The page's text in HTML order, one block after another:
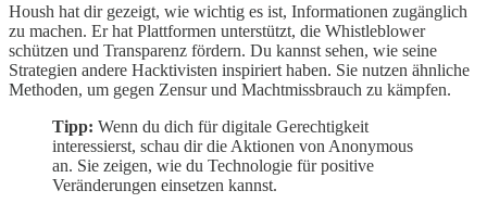
Housh hat dir gezeigt, wie wichtig es ist, Informationen zugänglich
zu machen. Er hat Plattformen unterstützt, die Whistleblower
schützen und Transparenz fördern. Du kannst sehen, wie seine
Strategien andere Hacktivisten inspiriert haben. Sie nutzen ähnliche
Methoden, um gegen Zensur und Machtmissbrauch zu kämpfen.
Tipp: Wenn du dich für digitale Gerechtigkeit
interessierst, schau dir die Aktionen von Anonymous
an. Sie zeigen, wie du Technologie für positive
Veränderungen einsetzen kannst.